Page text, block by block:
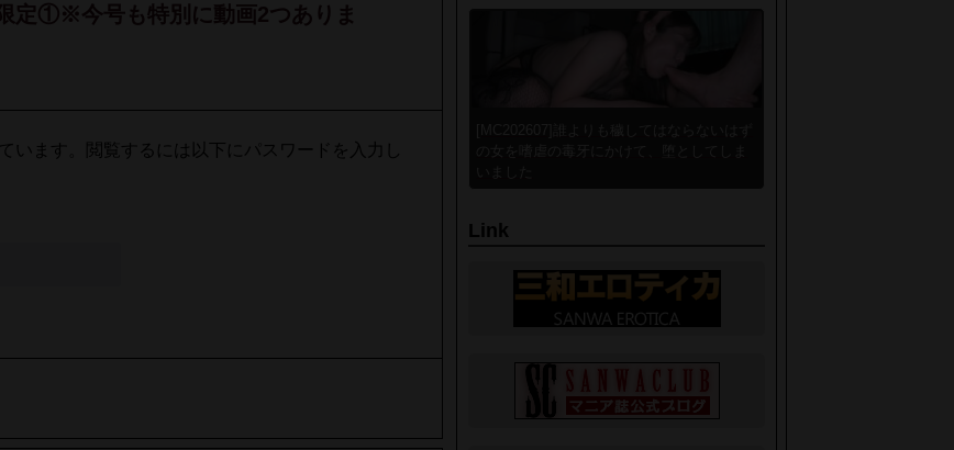
定①※今号も特別に動画2つありま
います。閲覧するには以下にパスワードを入力し
Link